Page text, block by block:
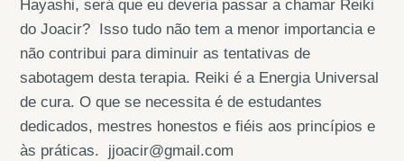
Hayashi, será que eu deveria passar a chamar Reiki
do Joacir? Isso tudo não tem a menor importancia e
não contribui para diminuir as tentativas de
sabotagem desta terapia. Reiki é a Energia Universal
de cura. O que se necessita é de estudantes
dedicados, mestres honestos e fiéis aos princípios e
às práticas. jjoacir@gmail.com